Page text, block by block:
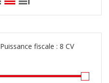
Puissance fiscale : 8 CV